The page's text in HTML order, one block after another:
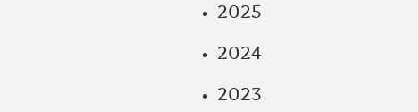
2025
2024
2023